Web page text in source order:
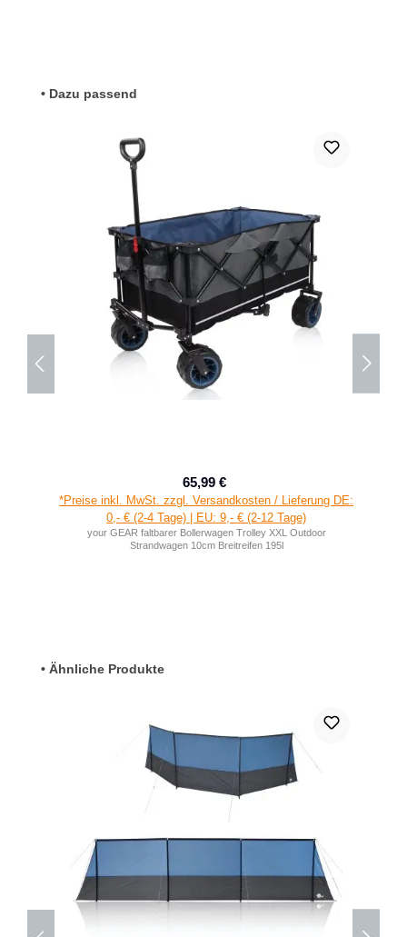
Produktgalerie überspringen
• Dazu passend
Verkaufspreis:
65,99 €
*Preise inkl. MwSt. zzgl. Versandkosten / Lieferung DE:
0,- € (2-4 Tage) | EU: 9,- € (2-12 Tage)
your GEAR faltbarer Bollerwagen Trolley XXL Outdoor
Strandwagen 10cm Breitreifen 195l
Produktgalerie überspringen
• Ähnliche Produkte